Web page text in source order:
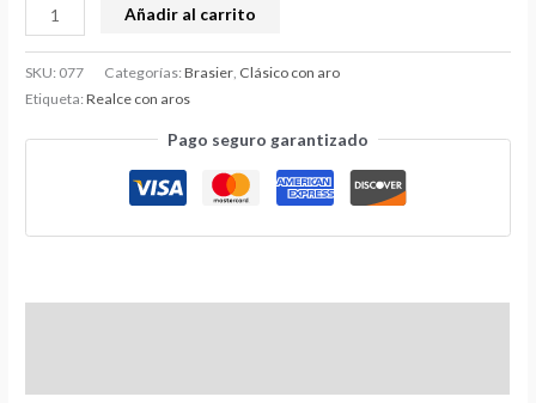
Añadir al carrito
SKU: 077 Categorías:Brasier, Clásico con aro
Etiqueta:Realce con aros
Pago seguro garantizado